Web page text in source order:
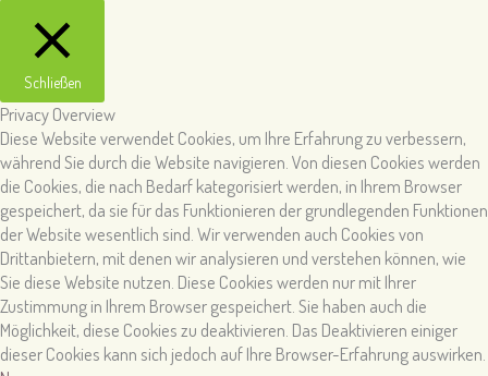
Schließen
Privacy Overview
Diese Website verwendet Cookies, um Ihre Erfahrung zu verbessern,
während Sie durch die Website navigieren. Von diesen Cookies werden
die Cookies, die nach Bedarf kategorisiert werden, in Ihrem Browser
gespeichert, da sie für das Funktionieren der grundlegenden Funktionen
der Website wesentlich sind. Wir verwenden auch Cookies von
Drittanbietern, mit denen wir analysieren und verstehen können, wie
Sie diese Website nutzen. Diese Cookies werden nur mit Ihrer
Zustimmung in Ihrem Browser gespeichert. Sie haben auch die
Möglichkeit, diese Cookies zu deaktivieren. Das Deaktivieren einiger
dieser Cookies kann sich jedoch auf Ihre Browser-Erfahrung auswirken.